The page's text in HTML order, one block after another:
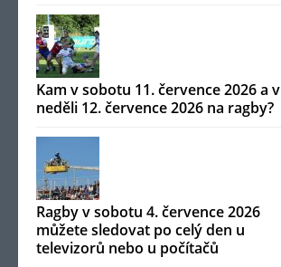
Kam v sobotu 11. července 2026 a v
neděli 12. července 2026 na ragby?
Ragby v sobotu 4. července 2026
můžete sledovat po celý den u
televizorů nebo u počítačů